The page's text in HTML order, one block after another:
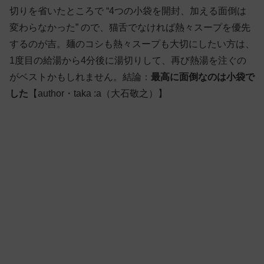
切りを省いたところで “4つの小袋を開封、加える面倒は
変わらなかった” ので、猫舌でなければ熱々スープを優先
するのが吉。麺のコシも熱々スープも大切にしたい方は、
1度目の給湯から4分後に湯切りして、再び熱湯を注ぐの
がベストかもしれません。結論： 最高に面倒なのは小袋で
した 【author・taka :a（大石敬之）】